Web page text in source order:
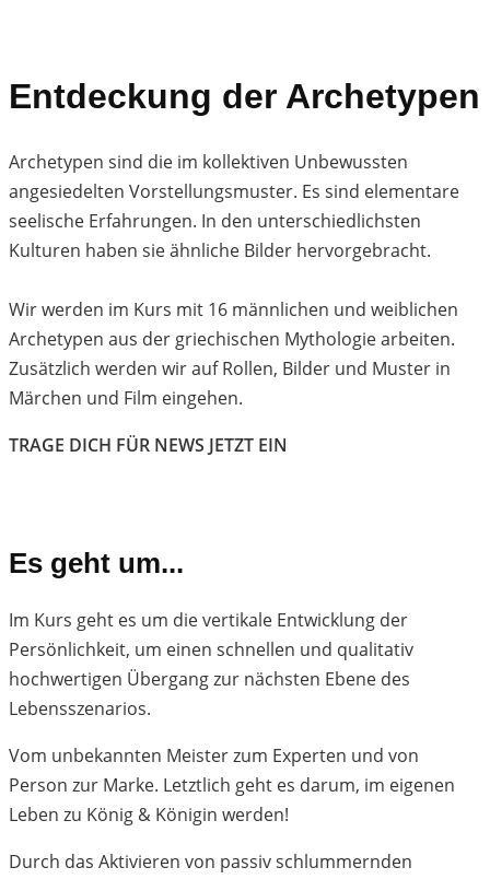
Entdeckung der Archetypen
Archetypen sind die im kollektiven Unbewussten
angesiedelten Vorstellungsmuster. Es sind elementare
seelische Erfahrungen. In den unterschiedlichsten
Kulturen haben sie ähnliche Bilder hervorgebracht.
Wir werden im Kurs mit 16 männlichen und weiblichen
Archetypen aus der griechischen Mythologie arbeiten.
Zusätzlich werden wir auf Rollen, Bilder und Muster in
Märchen und Film eingehen.
TRAGE DICH FÜR NEWS JETZT EIN
Es geht um...
Im Kurs geht es um die vertikale Entwicklung der
Persönlichkeit, um einen schnellen und qualitativ
hochwertigen Übergang zur nächsten Ebene des
Lebensszenarios.
Vom unbekannten Meister zum Experten und von
Person zur Marke. Letztlich geht es darum, im eigenen
Leben zu König & Königin werden!
Durch das Aktivieren von passiv schlummernden